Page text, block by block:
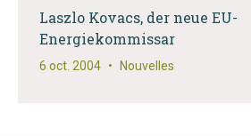
Laszlo Kovacs, der neue EU-
Energiekommissar
6 oct. 2004 • Nouvelles